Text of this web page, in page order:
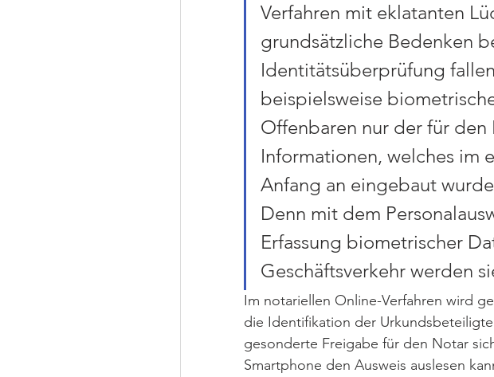
Verfahren mit eklatanten
grundsätzliche Bedenken
Identitätsüberprüfung
beispielsweise
Offenbaren nur der für
Informationen, welches im
Anfang an eingebaut
Denn mit dem
Erfassung biometrischer
Geschäftsverkehr werden
Im notariellen Online-Verfahren wird
die Identifikation der
gesonderte Freigabe für den Notar
Smartphone den Ausweis auslesen